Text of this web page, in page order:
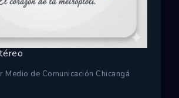
Medio de Comunicación Chicangá